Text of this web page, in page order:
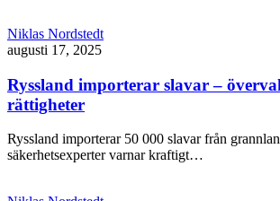
Niklas Nordstedt
augusti 17, 2025
Ryssland importerar slavar –
rättigheter
Ryssland importerar 50 000 slavar från
säkerhetsexperter varnar kraftigt…